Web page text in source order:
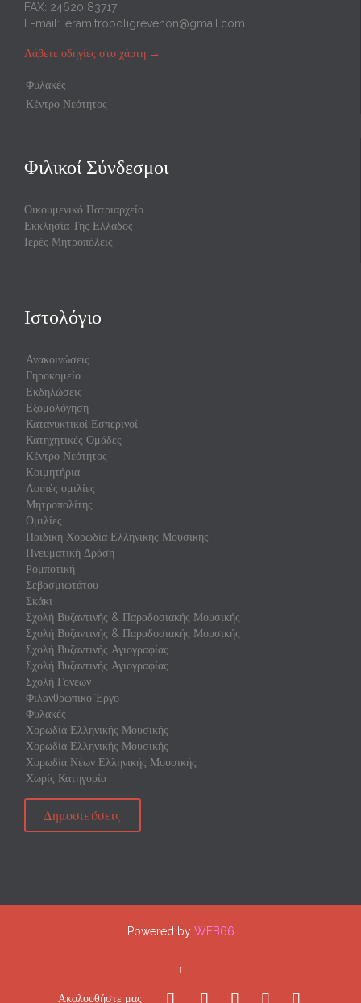
FAX: 24620 83717
E-mail: ieramitropoligrevenon@gmail.com
Λάβετε οδηγίες στο χάρτη →
Φυλακές
Κέντρο Νεότητος
Φιλικοί Σύνδεσμοι
Οικουμενικό Πατριαρχείο
Εκκλησία Της Ελλάδος
Ιερές Μητροπόλεις
Ιστολόγιο
Ανακοινώσεις
Γηροκομείο
Εκδηλώσεις
Εξομολόγηση
Κατανυκτικοί Εσπερινοί
Κατηχητικές Ομάδες
Κέντρο Νεότητος
Κοιμητήρια
Λοιπές ομιλίες
Μητροπολίτης
Ομιλίες
Παιδική Χορωδία Ελληνικής Μουσικής
Πνευματική Δράση
Ρομποτική
Σεβασμιωτάτου
Σκάκι
Σχολή Βυζαντινής & Παραδοσιακής Μουσικής
Σχολή Βυζαντινής & Παραδοσιακής Μουσικής
Σχολή Βυζαντινής Αγιογραφίας
Σχολή Βυζαντινής Αγιογραφίας
Σχολή Γονέων
Φιλανθρωπικό Έργο
Φυλακές
Χορωδία Ελληνικής Μουσικής
Χορωδία Ελληνικής Μουσικής
Χορωδία Νέων Ελληνικής Μουσικής
Χωρίς Κατηγορία
Δημοσιεύσεις
Powered by WEB66
↑
Ακολουθήστε μας:     